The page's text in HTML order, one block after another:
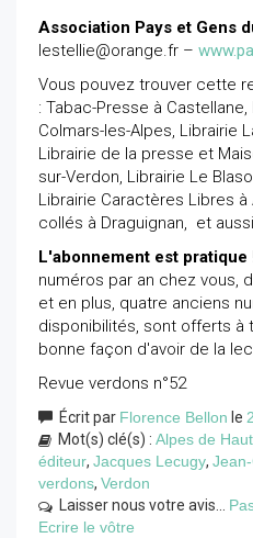
Association Pays et Gens
lestellie@orange.fr –
Vous pouvez trouver cette
: Tabac-Presse à
Colmars-les-Alpes, Librairie
Librairie de la presse et
sur-Verdon, Librairie Le
Librairie Caractères Libres à
collés à Draguignan, et
L'abonnement est pratique
numéros par an chez vous,
et en plus, quatre anciens
disponibilités, sont offerts à
bonne façon d'avoir de la
Revue verdons n°52
Écrit par Florence Bellon le
Mot(s) clé(s) : Alpes de
éditeur, Jacques Lecugy,
verdons, Verdon
Laisser nous votre avis...
Ecrire le vôtre